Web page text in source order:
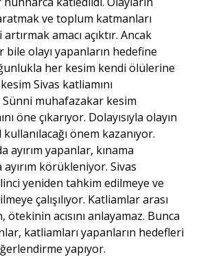
Eğitim
Dosya Haber
Ankara Analiz
Sağlık
ve toplum katmanları
amacı açıktır. Ancak
olayı yapanların hedefine
her kesim kendi ölülerine
Sivas katliamını
Sünni muhafazakar kesim
öne çıkarıyor. Dolayısıyla olayın
önem kazanıyor.
ayırım yapanlar, kınama
körükleniyor. Sivas
yeniden tahkim edilmeye ve
çalışılıyor. Katliamlar arası
ötekinin acısını anlayamaz. Bunca
katliamları yapanların hedefleri
yapıyor.